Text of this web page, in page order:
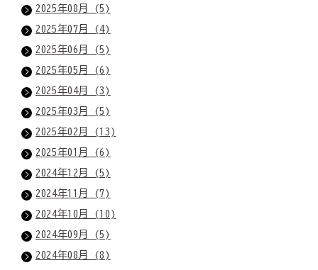
2025年08月 (5)
2025年07月 (4)
2025年06月 (5)
2025年05月 (6)
2025年04月 (3)
2025年03月 (5)
2025年02月 (13)
2025年01月 (6)
2024年12月 (5)
2024年11月 (7)
2024年10月 (10)
2024年09月 (5)
2024年08月 (8)